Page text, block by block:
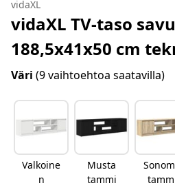
vidaXL
vidaXL TV-taso
188,5x41x50 cm
Väri (9 vaihtoehtoa saatavilla)
Valkoine
n
Musta
tammi